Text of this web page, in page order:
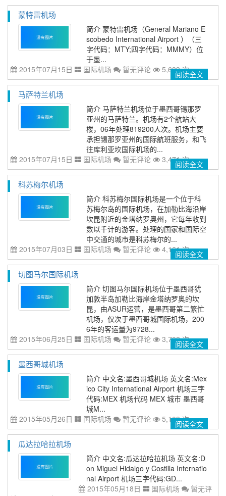
蒙特雷机场
简介 蒙特雷机场（General Mariano E
scobedo International Airport ）（三
字代码：MTY;四字代码：MMMY）位
于墨...
2015年07月15日
国际机场 暂无评论 5,683 次阅读全文
马萨特兰机场
简介 马萨特兰机场位于墨西哥锡那罗
亚州的马萨特兰。机场有2个航站大
楼，06年处理819200人次。机场主要
承担锡那罗亚州的国际航班服务，和飞
往库利亚坎国际机场的...
2015年07月15日
国际机场 暂无评论 3,471 次阅读全文
科苏梅尔机场
简介 科苏梅尔国际机场是一个位于科
苏梅尔岛的国际机场，在加勒比海沿岸
坎昆附近的金塔纳罗奥州，它每年收到
数以千计的游客。处理的国家和国际空
中交通的城市是科苏梅尔的...
2015年07月03日
国际机场 暂无评论 4,161 次阅读全文
切图马尔国际机场
简介 切图马尔国际机场位于墨西哥犹
加敦半岛加勒比海岸金塔纳罗奥的坎
昆，由ASUR运营，是墨西哥第二繁忙
机场，仅次于墨西哥城国际机场，200
6年的客运量为9728...
2015年06月25日
国际机场 暂无评论 3,708 次阅读全文
墨西哥城机场
简介 中文名:墨西哥城机场 英文名:Mex
ico City International Airport 机场三字
代码:MEX 机场代码 MEX 城市 墨西哥
城M...
2015年05月26日
国际机场 暂无评论 5,109 次阅读全文
瓜达拉哈拉机场
简介 中文名:瓜达拉哈拉机场 英文名:D
on Miguel Hidalgo y Costilla Internatio
nal Airport 机场三字代码:GD...
2015年05月18日
国际机场
暂无评